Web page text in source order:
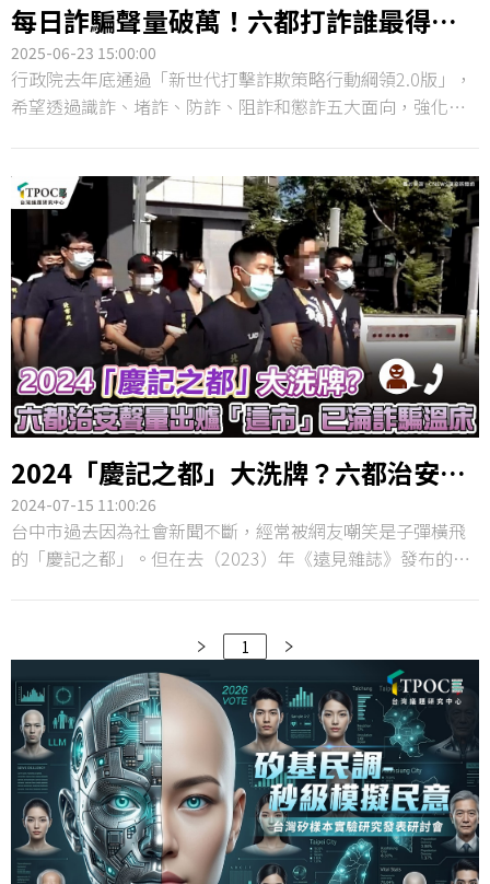
每日詐騙聲量破萬！六都打詐誰最得民
心？
2025-06-23 15:00:00
行政院去年底通過「新世代打擊詐欺策略行動綱領2.0版」，
希望透過識詐、堵詐、防詐、阻詐和懲詐五大面向，強化國
等詞經常出現在新聞標題中。TPOC台灣議題研究中心透過
QuickseeK快析輿情資料庫，觀察近半年來「詐騙」議題的
聲量始終居高不下，進一步分析六都在「打詐」行動的輿情
聲量，發現台南好感度暫居第一，但其推出的「ATM全臉辨
識」卻引來不少質疑聲浪
2024「慶記之都」大洗牌？六都治安聲
量出爐 「這市」已淪詐騙溫床
2024-07-15 11:00:26
台中市過去因為社會新聞不斷，經常被網友嘲笑是子彈橫飛
的「慶記之都」。但在去（2023）年《遠見雜誌》發布的
名是否出現大洗牌？TPOC台灣議題研究中心透過QuickseeK
快析輿情資料庫，蒐集近半年（2024年1月1日至2024年7月9
日）網路上警政治安的相關討論，並比較六都在相關議題中
的網路聲量。
1